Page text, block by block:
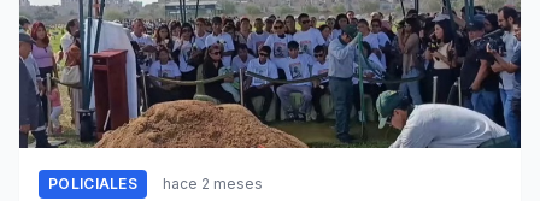
POLICIALES hace 2 meses